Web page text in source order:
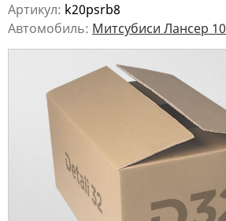
Артикул: k20psrb8
Автомобиль: Митсубиси Лансер 10